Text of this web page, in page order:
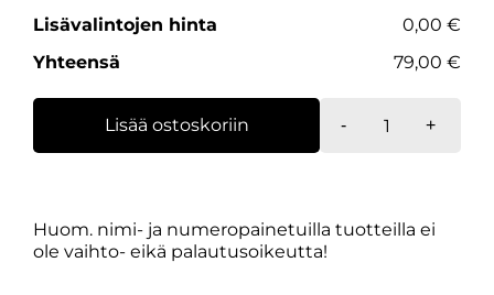
Lisävalintojen hinta
0,00 €
Yhteensä
79,00 €
-
Replica-
määrä
+
Lisää ostoskoriin
Huom. nimi- ja numeropainetuilla tuotteilla ei
ole vaihto- eikä palautusoikeutta!